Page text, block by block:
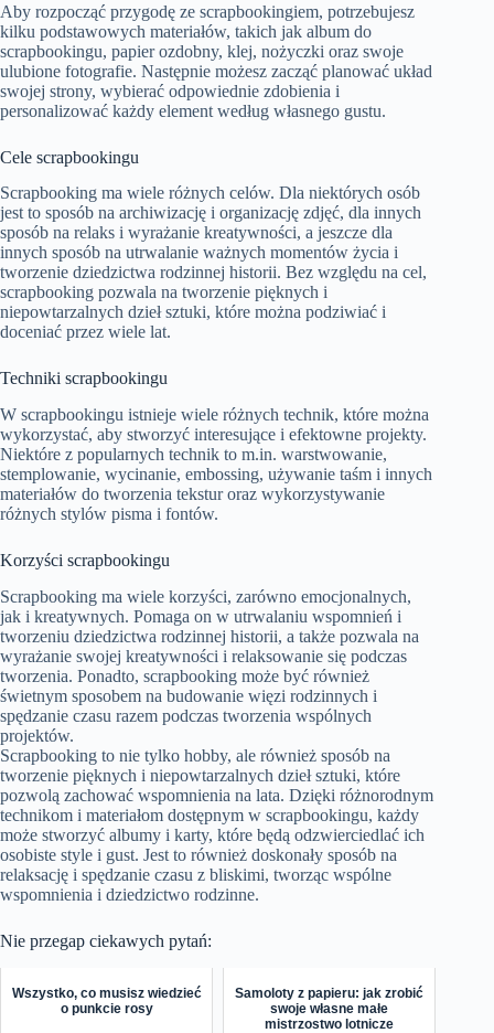
Aby rozpocząć przygodę ze scrapbookingiem, potrzebujesz
kilku podstawowych materiałów, takich jak album do
scrapbookingu, papier ozdobny, klej, nożyczki oraz swoje
ulubione fotografie. Następnie możesz zacząć planować układ
swojej strony, wybierać odpowiednie zdobienia i
personalizować każdy element według własnego gustu.
Cele scrapbookingu
Scrapbooking ma wiele różnych celów. Dla niektórych osób
jest to sposób na archiwizację i organizację zdjęć, dla innych
sposób na relaks i wyrażanie kreatywności, a jeszcze dla
innych sposób na utrwalanie ważnych momentów życia i
tworzenie dziedzictwa rodzinnej historii. Bez względu na cel,
scrapbooking pozwala na tworzenie pięknych i
niepowtarzalnych dzieł sztuki, które można podziwiać i
doceniać przez wiele lat.
Techniki scrapbookingu
W scrapbookingu istnieje wiele różnych technik, które można
wykorzystać, aby stworzyć interesujące i efektowne projekty.
Niektóre z popularnych technik to m.in. warstwowanie,
stemplowanie, wycinanie, embossing, używanie taśm i innych
materiałów do tworzenia tekstur oraz wykorzystywanie
różnych stylów pisma i fontów.
Korzyści scrapbookingu
Scrapbooking ma wiele korzyści, zarówno emocjonalnych,
jak i kreatywnych. Pomaga on w utrwalaniu wspomnień i
tworzeniu dziedzictwa rodzinnej historii, a także pozwala na
wyrażanie swojej kreatywności i relaksowanie się podczas
tworzenia. Ponadto, scrapbooking może być również
świetnym sposobem na budowanie więzi rodzinnych i
spędzanie czasu razem podczas tworzenia wspólnych
projektów.
Scrapbooking to nie tylko hobby, ale również sposób na
tworzenie pięknych i niepowtarzalnych dzieł sztuki, które
pozwolą zachować wspomnienia na lata. Dzięki różnorodnym
technikom i materiałom dostępnym w scrapbookingu, każdy
może stworzyć albumy i karty, które będą odzwierciedlać ich
osobiste style i gust. Jest to również doskonały sposób na
relaksację i spędzanie czasu z bliskimi, tworząc wspólne
wspomnienia i dziedzictwo rodzinne.
Nie przegap ciekawych pytań:
Wszystko, co musisz wiedzieć
o punkcie rosy
Samoloty z papieru: jak zrobić
swoje własne małe
mistrzostwo lotnicze